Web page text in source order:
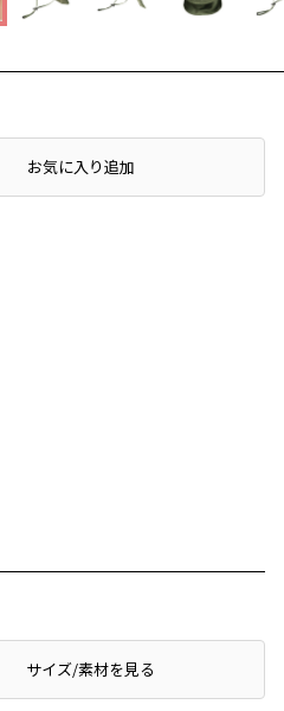
お気に入り追加
サイズ/素材を見る